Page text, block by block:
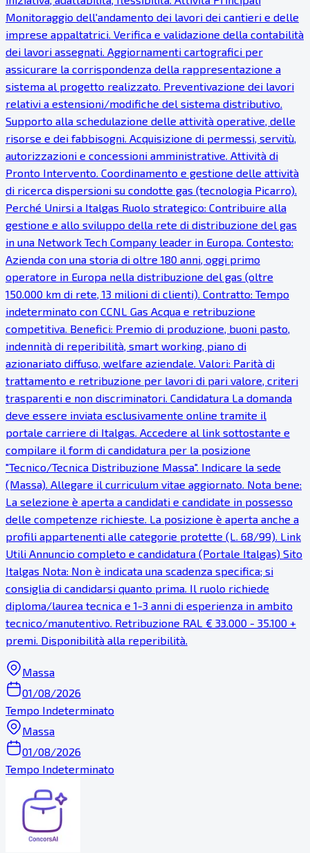
Monitoraggio dell'andamento dei lavori dei cantieri e delle
imprese appaltatrici. Verifica e validazione della contabilità
dei lavori assegnati. Aggiornamenti cartografici per
assicurare la corrispondenza della rappresentazione a
sistema al progetto realizzato. Preventivazione dei lavori
relativi a estensioni/modifiche del sistema distributivo.
Supporto alla schedulazione delle attività operative, delle
risorse e dei fabbisogni. Acquisizione di permessi, servitù,
autorizzazioni e concessioni amministrative. Attività di
Pronto Intervento. Coordinamento e gestione delle attività
di ricerca dispersioni su condotte gas (tecnologia Picarro).
Perché Unirsi a Italgas Ruolo strategico: Contribuire alla
gestione e allo sviluppo della rete di distribuzione del gas
in una Network Tech Company leader in Europa. Contesto:
Azienda con una storia di oltre 180 anni, oggi primo
operatore in Europa nella distribuzione del gas (oltre
150.000 km di rete, 13 milioni di clienti). Contratto: Tempo
indeterminato con CCNL Gas Acqua e retribuzione
competitiva. Benefici: Premio di produzione, buoni pasto,
indennità di reperibilità, smart working, piano di
azionariato diffuso, welfare aziendale. Valori: Parità di
trattamento e retribuzione per lavori di pari valore, criteri
trasparenti e non discriminatori. Candidatura La domanda
deve essere inviata esclusivamente online tramite il
portale carriere di Italgas. Accedere al link sottostante e
compilare il form di candidatura per la posizione
"Tecnico/Tecnica Distribuzione Massa". Indicare la sede
(Massa). Allegare il curriculum vitae aggiornato. Nota bene:
La selezione è aperta a candidati e candidate in possesso
delle competenze richieste. La posizione è aperta anche a
profili appartenenti alle categorie protette (L. 68/99). Link
Utili Annuncio completo e candidatura (Portale Italgas) Sito
Italgas Nota: Non è indicata una scadenza specifica; si
consiglia di candidarsi quanto prima. Il ruolo richiede
diploma/laurea tecnica e 1-3 anni di esperienza in ambito
tecnico/manutentivo. Retribuzione RAL € 33.000 - 35.100 +
premi. Disponibilità alla reperibilità.
Massa
01/08/2026
Tempo Indeterminato
Massa
01/08/2026
Tempo Indeterminato